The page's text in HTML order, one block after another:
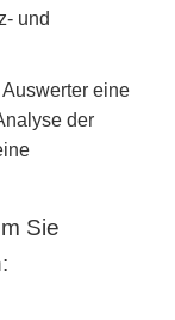
und
eine
der
Sie